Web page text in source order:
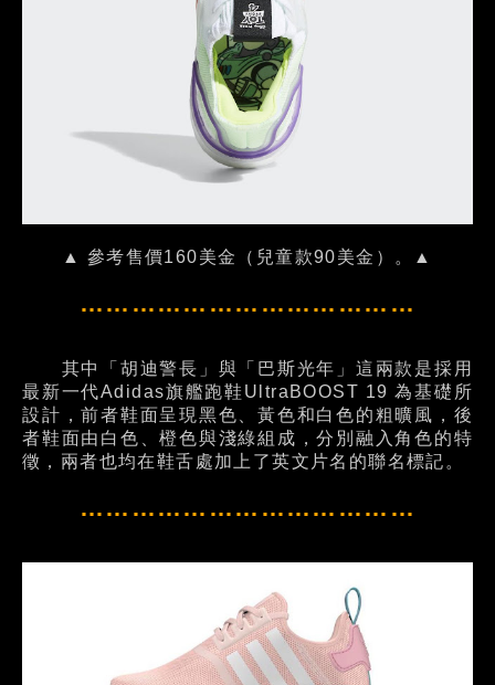
▲ 參考售價160美金（兒童款90美金）。▲
…………………………………
其中「胡迪警長」與「巴斯光年」這兩款是採用
最新一代Adidas旗艦跑鞋UltraBOOST 19 為基礎所
設計，前者鞋面呈現黑色、黃色和白色的粗曠風，後
者鞋面由白色、橙色與淺綠組成，分別融入角色的特
徵，兩者也均在鞋舌處加上了英文片名的聯名標記。
…………………………………